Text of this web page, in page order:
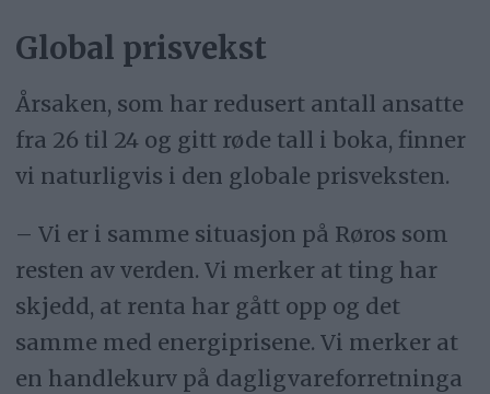
Global prisvekst
Årsaken, som har redusert antall ansatte
fra 26 til 24 og gitt røde tall i boka, finner
vi naturligvis i den globale prisveksten.
– Vi er i samme situasjon på Røros som
resten av verden. Vi merker at ting har
skjedd, at renta har gått opp og det
samme med energiprisene. Vi merker at
en handlekurv på dagligvareforretninga